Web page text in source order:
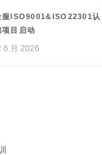
服ISO9001&ISO22301认
项目启动
6 月 2026